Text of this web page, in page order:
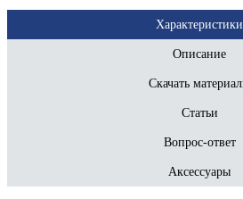
Характеристики
Описание
Скачать
Статьи
Вопрос-ответ
Аксессуары